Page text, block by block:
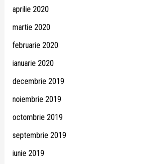
aprilie 2020
martie 2020
februarie 2020
ianuarie 2020
decembrie 2019
noiembrie 2019
octombrie 2019
septembrie 2019
iunie 2019